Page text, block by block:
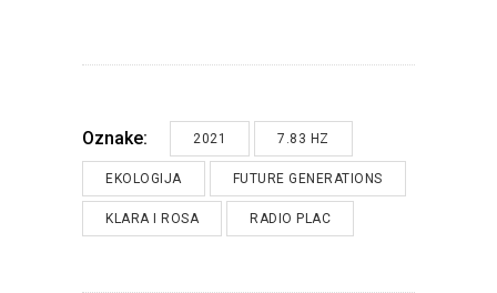
Oznake: 2021 7.83 HZ
EKOLOGIJA FUTURE GENERATIONS
KLARA I ROSA RADIO PLAC